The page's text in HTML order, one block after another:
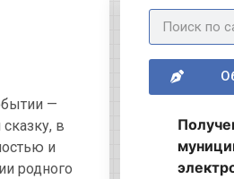
—
в
и
родного